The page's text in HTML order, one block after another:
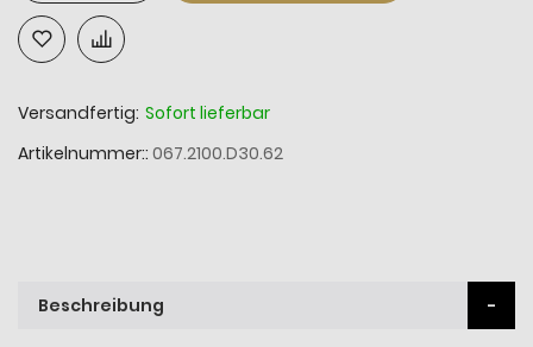
Versandfertig: Sofort lieferbar
Artikelnummer: 067.2100.D30.62
Beschreibung